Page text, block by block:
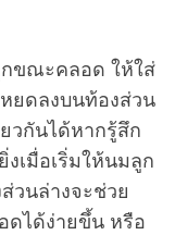
ขณะคลอด ให้ใส่
ยดลงบนท้องส่วน
วกันได้หากรู้สึก
งเมื่อเริ่มให้นมลูก
วนล่างจะช่วย
ดได้ง่ายขึ้น หรือ